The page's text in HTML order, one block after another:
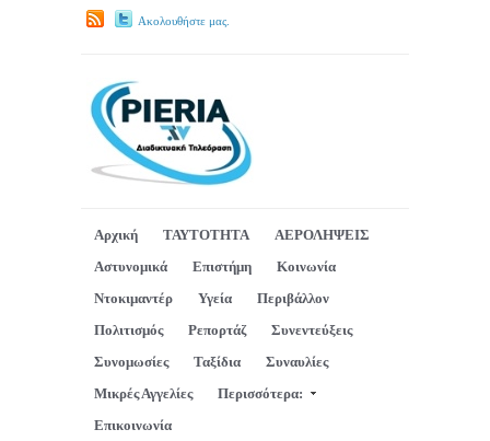
Ακολουθήστε μας.
Αρχική ΤΑΥΤΟΤΗΤΑ
ΑΕΡΟΛΗΨΕΙΣ
Αστυνομικά
Επιστήμη
Κοινωνία
Ντοκιμαντέρ
Υγεία
Περιβάλλον
Πολιτισμός
Ρεπορτάζ
Συνεντεύξεις
Συνομωσίες
Ταξίδια
Συναυλίες
Μικρές Αγγελίες
Περισσότερα:
Επικοινωνία